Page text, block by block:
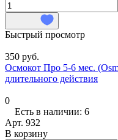
Быстрый просмотр
350 руб.
Осмокот Про 5-6 мес.
длительного действия
0
Есть в наличии: 6
Арт. 932
В корзину